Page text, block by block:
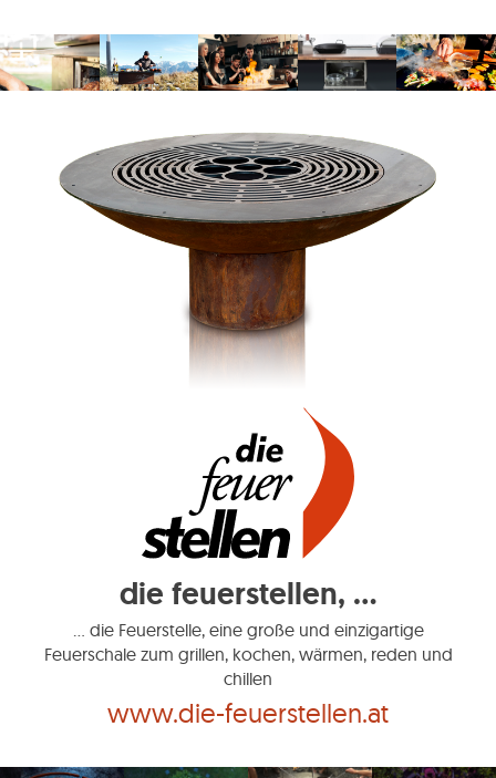
die feuerstellen, ...
... die Feuerstelle, eine große und einzigartige
Feuerschale zum grillen, kochen, wärmen, reden und
chillen
www.die-feuerstellen.at